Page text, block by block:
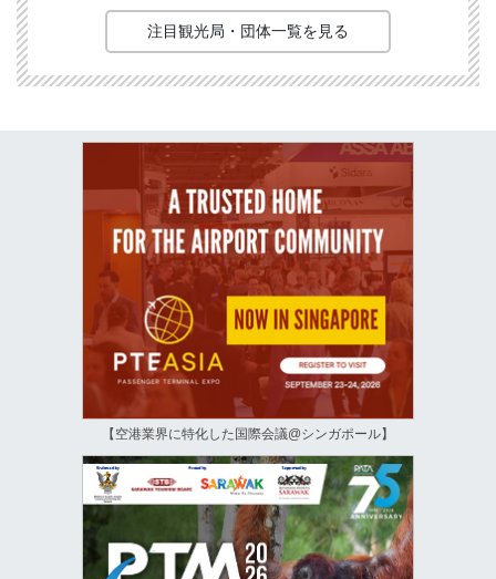
注目観光局・団体一覧を見る
【空港業界に特化した国際会議@シンガポール】